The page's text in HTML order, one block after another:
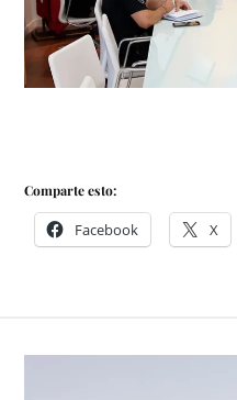
Comparte esto:
Facebook X